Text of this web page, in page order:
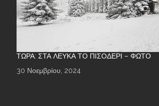
ΤΏΡΑ: ΣΤΑ ΛΕΥΚΆ ΤΟ ΠΙΣΟΔΈΡΙ – ΦΩΤΌ
30 Νοεμβρίου, 2024